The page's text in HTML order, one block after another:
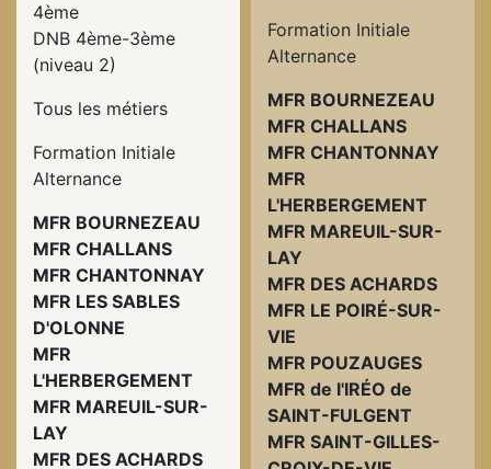
4ème
DNB 4ème-3ème
(niveau 2)
Tous les métiers
Formation Initiale
Alternance
MFR BOURNEZEAU
MFR CHALLANS
MFR CHANTONNAY
MFR LES SABLES
D'OLONNE
MFR
L'HERBERGEMENT
MFR MAREUIL-SUR-
LAY
MFR DES ACHARDS
Formation Initiale
Alternance
MFR BOURNEZEAU
MFR CHALLANS
MFR CHANTONNAY
MFR
L'HERBERGEMENT
MFR MAREUIL-SUR-
LAY
MFR DES ACHARDS
MFR LE POIRÉ-SUR-
VIE
MFR POUZAUGES
MFR de l'IRÉO de
SAINT-FULGENT
MFR SAINT-GILLES-